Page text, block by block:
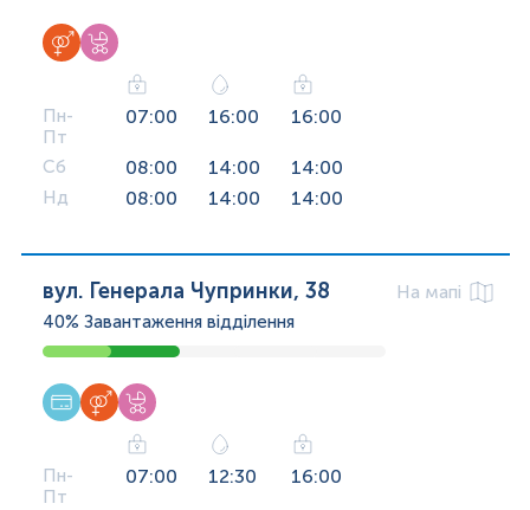
Пн-
Пт
07:00 16:00 16:00
Сб 08:00 14:00 14:00
Нд 08:00 14:00 14:00
вул. Генерала Чупринки, 38
На мапі
40% Завантаження відділення
Пн-
Пт
07:00 12:30 16:00